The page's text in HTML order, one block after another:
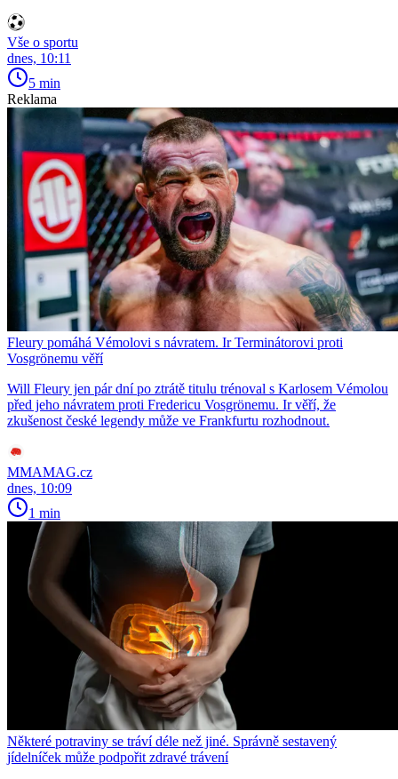
Vše o sportu
dnes, 10:11
5 min
Reklama
Fleury pomáhá Vémolovi s návratem. Ir Terminátorovi proti
Vosgrönemu věří
Will Fleury jen pár dní po ztrátě titulu trénoval s Karlosem Vémolou
před jeho návratem proti Fredericu Vosgrönemu. Ir věří, že
zkušenost české legendy může ve Frankfurtu rozhodnout.
MMAMAG.cz
dnes, 10:09
1 min
Některé potraviny se tráví déle než jiné. Správně sestavený
jídelníček může podpořit zdravé trávení